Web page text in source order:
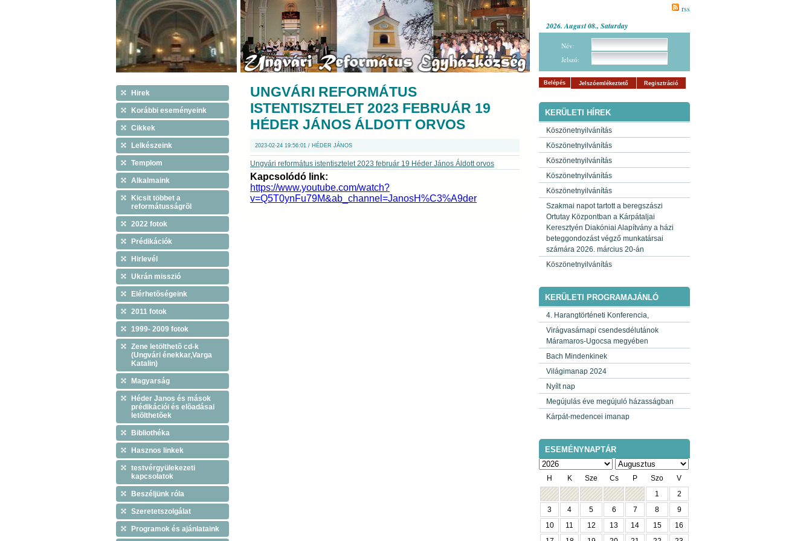
Hirek
Korábbi eseményeink
Cikkek
Lelkészeink
Templom
Alkalmaink
Kicsit többet a
reformátusságrõl
2022 fotok
Prédikációk
Hirlevél
Ukrán misszió
Elérhetõségeink
2011 fotok
1999- 2009 fotok
Zene letölthetõ cd-k
(Ungvári énekkar,Varga
Katalin)
Magyarság
Héder Janos és mások
prédikációi és elõadásai
letõlthetõek
Bibliothéka
Hasznos linkek
testvérgyülekezeti
kapcsolatok
Beszéljünk róla
Szeretetszolgálat
Programok és ajánlataink
UNGVÁRI REFORMÁTUS
ISTENTISZTELET 2023 FEBRUÁR 19
HÉDER JÁNOS ÁLDOTT ORVOS
2023-02-24 19:56:01 / HÉDER JÁNOS
Ungvári református istentisztelet 2023 február 19 Héder János Áldott orvos
Kapcsolódó link:
https://www.youtube.com/watch?
v=Q5T0ynFu79M&ab_channel=JanosH%C3%A9der
rss
2026. August 08., Saturday
Név:
Jelszó:
Belépés Jelszóemlékeztető Regisztráció
KERÜLETI HÍREK
Köszönetnyilvánítás
Köszönetnyilvánítás
Köszönetnyilvánítás
Köszönetnyilvánítás
Köszönetnyilvánítás
Szakmai napot tartott a beregszászi
Ortutay Központban a Kárpátaljai
Keresztyén Diakóniai Alapítvány a házi
beteggondozást végző munkatársai
számára 2026. március 20-án
Köszönetnyilvánítás
KERÜLETI PROGRAMAJÁNLÓ
4. Harangtörténeti Konferencia,
Virágvasárnapi csendesdélutánok
Máramaros-Ugocsa megyében
Bach Mindenkinek
Világimanap 2024
Nyílt nap
Megújulás éve megújuló házasságban
Kárpát-medencei imanap
ESEMÉNYNAPTÁR
H K Sze Cs P Szo
V
1
2
3
4 5 6 7 8
9
10
11 12 13 14 15
16